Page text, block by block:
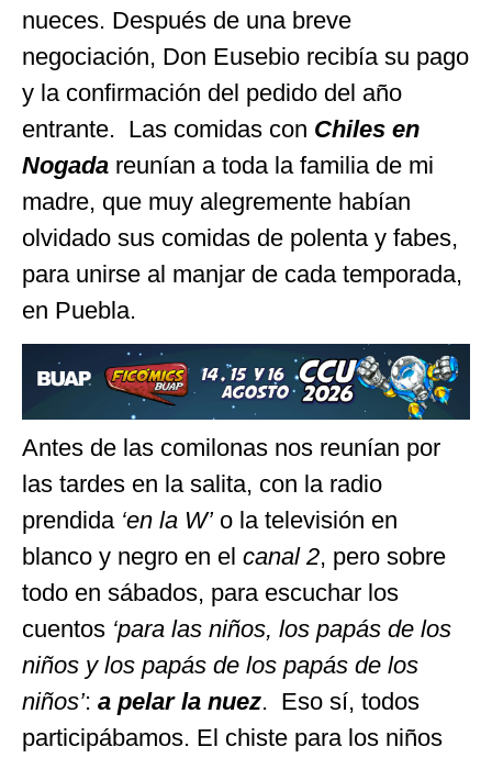
nueces. Después de una breve
negociación, Don Eusebio recibía su pago
y la confirmación del pedido del año
entrante. Las comidas con Chiles en
Nogada reunían a toda la familia de mi
madre, que muy alegremente habían
olvidado sus comidas de polenta y fabes,
para unirse al manjar de cada temporada,
en Puebla.
Antes de las comilonas nos reunían por
las tardes en la salita, con la radio
prendida ‘en la W’ o la televisión en
blanco y negro en el canal 2, pero sobre
todo en sábados, para escuchar los
cuentos ‘para las niños, los papás de los
niños y los papás de los papás de los
niños’: a pelar la nuez. Eso sí, todos
participábamos. El chiste para los niños